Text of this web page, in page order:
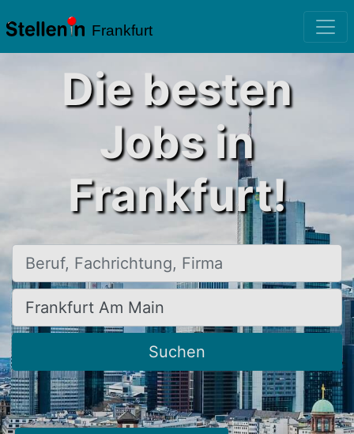
Frankfurt
Die besten
Jobs in
Frankfurt!
Beruf, Fachrichtung, Firma
Ort, Stadt
Suchen